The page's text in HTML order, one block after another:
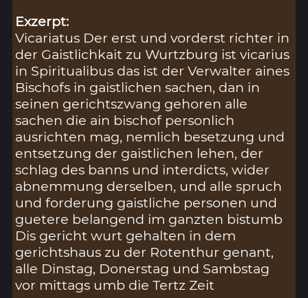
Exzerpt:
Vicariatus Der erst und vorderst richter in
der Gaistlichkait zu Wurtzburg ist vicarius
in Spiritualibus das ist der Verwalter aines
Bischofs in gaistlichen sachen, dan in
seinen gerichtszwang gehoren alle
sachen die ain bischof personlich
ausrichten mag, nemlich besetzung und
entsetzung der gaistlichen lehen, der
schlag des banns und interdicts, wider
abnemmung derselben, und alle spruch
und forderung gaistliche personen und
guetere belangend im ganzten bistumb
Dis gericht wurt gehalten in dem
gerichtshaus zu der Rotenthur genant,
alle Dinstag, Donerstag und Sambstag
vor mittags umb die Tertz Zeit